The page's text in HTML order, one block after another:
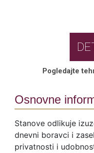
Pogledajte
Osnovne
Stanove odlikuje
dnevni boravci i
privatnosti i